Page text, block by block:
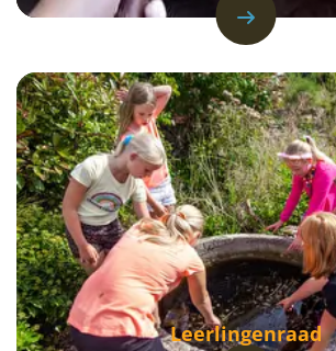
Leerlingenraad